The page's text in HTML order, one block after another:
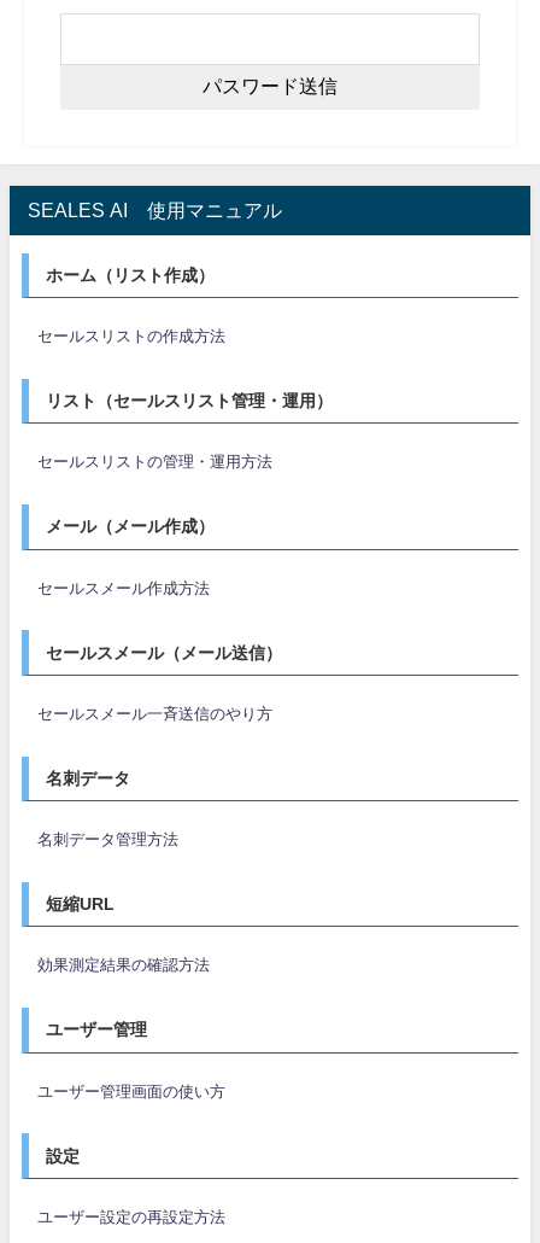
SEALES AI 使用マニュアル
ホーム（リスト作成）
セールスリストの作成方法
リスト（セールスリスト管理・運用）
セールスリストの管理・運用方法
メール（メール作成）
セールスメール作成方法
セールスメール（メール送信）
セールスメール一斉送信のやり方
名刺データ
名刺データ管理方法
短縮URL
効果測定結果の確認方法
ユーザー管理
ユーザー管理画面の使い方
設定
ユーザー設定の再設定方法